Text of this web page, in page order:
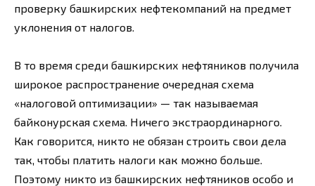
проверку башкирских нефтекомпаний на предмет
уклонения от налогов.
В то время среди башкирских нефтяников получила
широкое распространение очередная схема
«налоговой оптимизации» — так называемая
байконурская схема. Ничего экстраординарного.
Как говорится, никто не обязан строить свои дела
так, чтобы платить налоги как можно больше.
Поэтому никто из башкирских нефтяников особо и